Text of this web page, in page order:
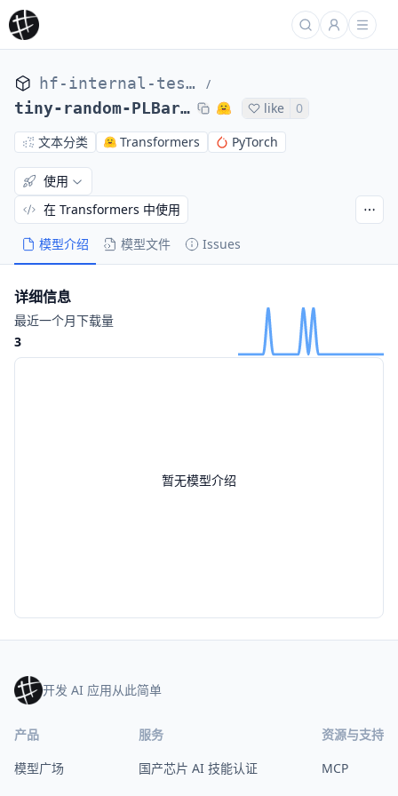
hf-internal-testing /
tiny-random-PLBartForSequenceClassification like
0
文本分类
Transformers PyTorch
模型介绍 模型文件 Issues
使用
在 Transformers 中使用
暂无模型介绍
详细信息
最近一个月下载量
3
开发 AI 应用从此简单
产品
模型广场
服务
国产芯片 AI 技能认证
资源与支持
MCP